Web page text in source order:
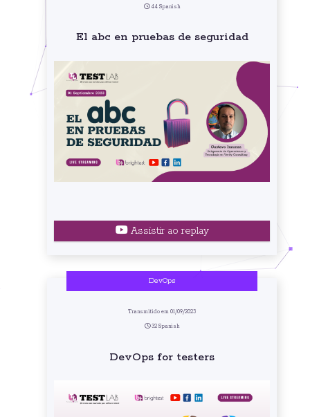
44 Spanish
El abc en pruebas de seguridad
Assistir ao replay
DevOps
Transmitido em 01/09/2023
32 Spanish
DevOps for testers